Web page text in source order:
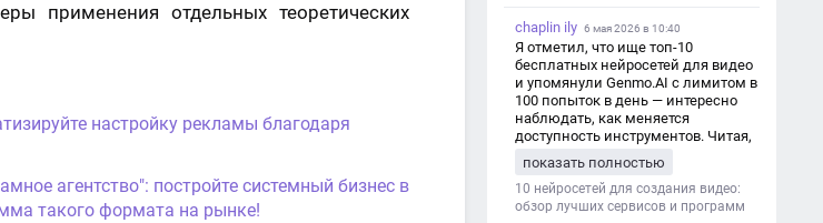
применения отдельных теоретических
настройку рекламы благодаря
агентство": постройте системный бизнес в
такого формата на рынке!
chaplin ily 6 мая 2026 в 10:40
Я отметил, что ище топ-10
бесплатных нейросетей для видео
и упомянули Genmo.AI с лимитом в
100 попыток в день — интересно
наблюдать, как меняется
доступность инструментов. Читая,
с короткими клипами в телеграм-
каналах YAGLA и Kokoc Group. Flux 2
показать полностью
10 нейросетей для создания видео:
обзор лучших сервисов и программ